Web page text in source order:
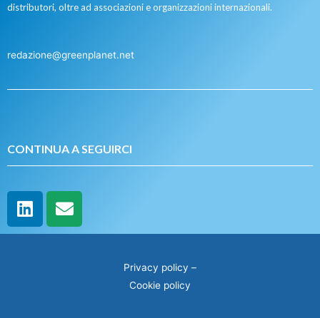
distributori, oltre ad associazioni e organizzazioni internazionali.
redazione@greenplanet.net
CONTINUA A SEGUIRCI
Privacy policy –
Cookie policy